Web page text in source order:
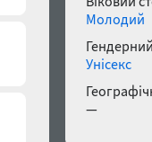
Молодий
Унісекс
—